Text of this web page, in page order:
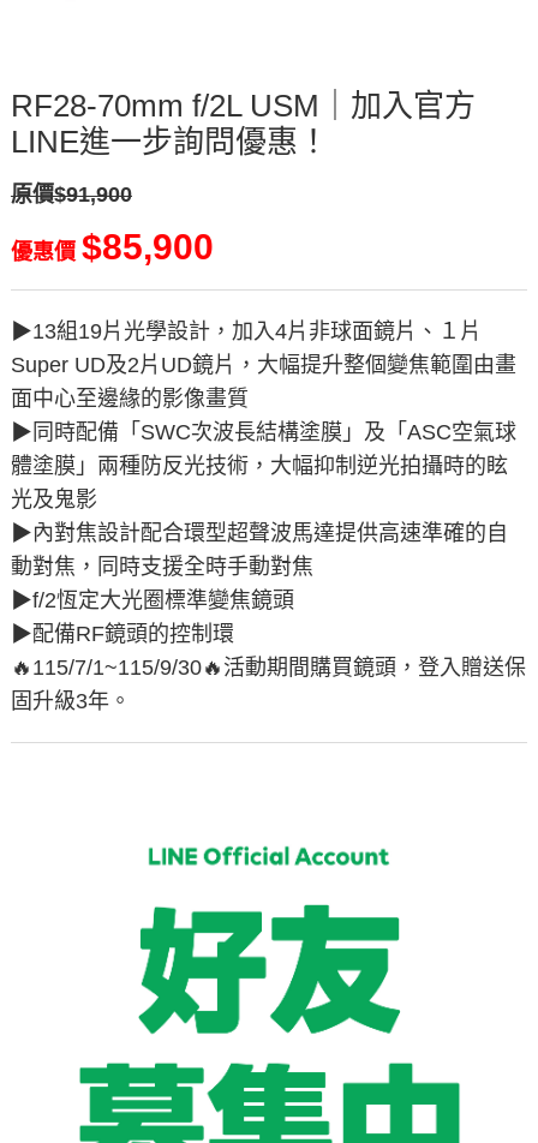
RF28-70mm f/2L USM｜加入官方
LINE進一步詢問優惠！
原價$91,900
優惠價 $85,900
▶︎13組19片光學設計，加入4片非球面鏡片、１片
Super UD及2片UD鏡片，大幅提升整個變焦範圍由畫
面中心至邊緣的影像畫質
▶︎同時配備「SWC次波長結構塗膜」及「ASC空氣球
體塗膜」兩種防反光技術，大幅抑制逆光拍攝時的眩
光及鬼影
▶︎內對焦設計配合環型超聲波馬達提供高速準確的自
動對焦，同時支援全時手動對焦
▶︎f/2恆定大光圈標準變焦鏡頭
▶︎配備RF鏡頭的控制環
🔥115/7/1~115/9/30🔥活動期間購買鏡頭，登入贈送保
固升級3年。